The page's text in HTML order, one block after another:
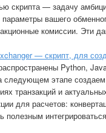
скрипта — задачу
вашего
комиссии. Эти
— скрипт, для
Python,
следующем этапе
транзакций и
для расчетов: